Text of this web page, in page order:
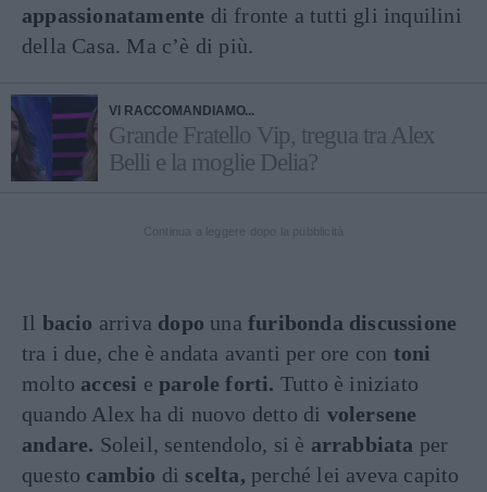
appassionatamente di fronte a tutti gli inquilini
della Casa. Ma c’è di più.
VI RACCOMANDIAMO...
Grande Fratello Vip, tregua tra Alex
Belli e la moglie Delia?
Il bacio arriva dopo unafuribonda discussione
tra i due, che è andata avanti per ore con toni
molto accesi eparole forti. Tutto è iniziato
quando Alex ha di nuovo detto di volersene
andare. Soleil, sentendolo, si è arrabbiata per
questo cambio di scelta, perché lei aveva capito